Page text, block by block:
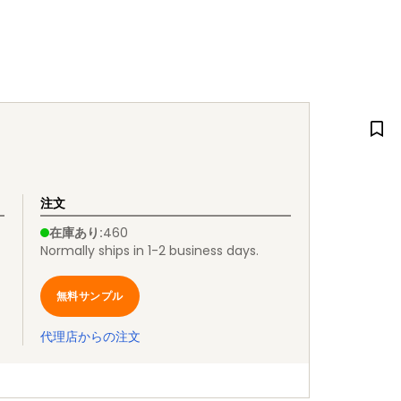
注文
在庫あり :460
Normally ships in 1-2 business days.
無料サンプル
代理店からの注文